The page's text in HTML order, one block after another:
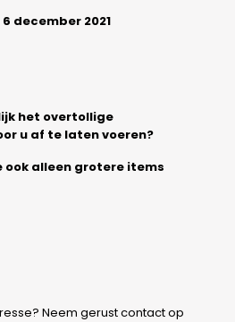
6 december 2021
het overtollige
u af te laten voeren?
ook alleen grotere items
Neem gerust contact op